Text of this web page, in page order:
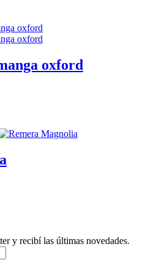
oxford
y recibí las últimas novedades.